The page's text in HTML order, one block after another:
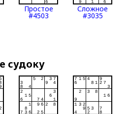
Простое
#4503
Сложное
#3035
судоку